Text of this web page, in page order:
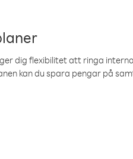
dig flexibilitet att ringa
kan du spara pengar på